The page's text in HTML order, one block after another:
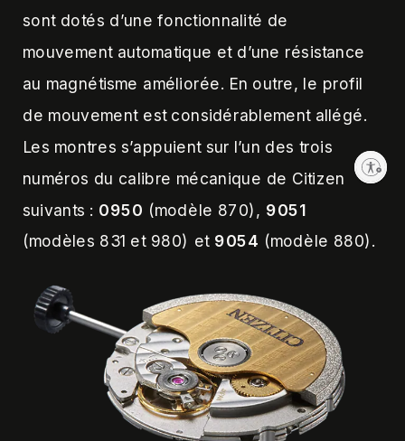
sont dotés d’une fonctionnalité de
mouvement automatique et d’une résistance
au magnétisme améliorée. En outre, le profil
de mouvement est considérablement allégé.
Les montres s’appuient sur l’un des trois
numéros du calibre mécanique de Citizen
suivants : 0950 (modèle 870), 9051
(modèles 831 et 980) et 9054 (modèle 880).